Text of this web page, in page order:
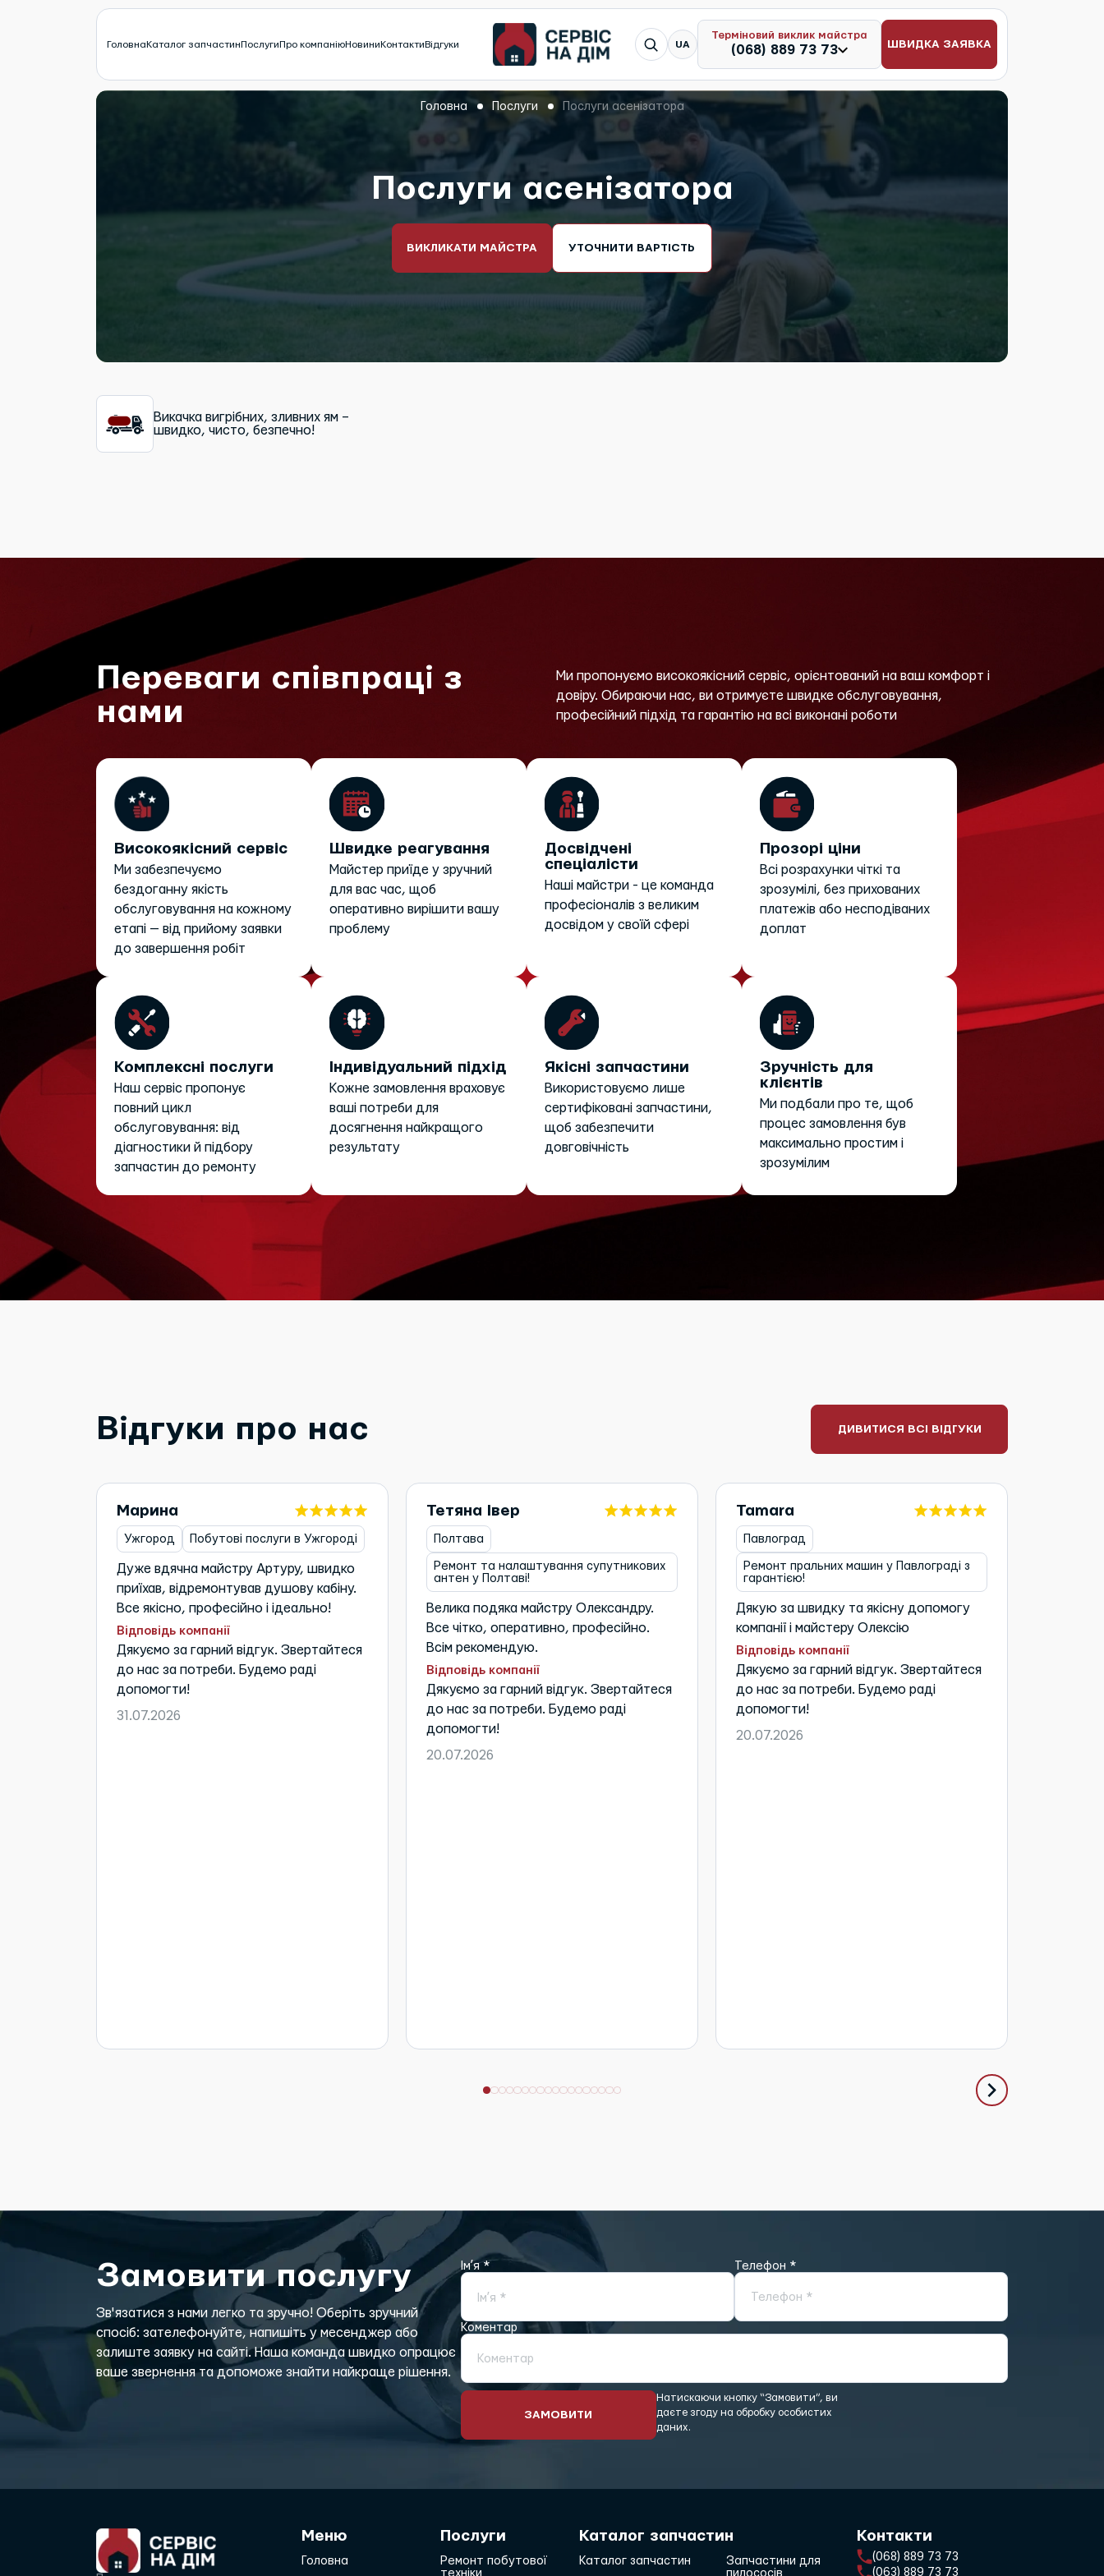
ГоловнаКаталог запчастинПослугиПро компаніюНовиниКонтактиВідгуки Я шукаю...
UA
Терміновий виклик майстра
(068) 889 73 73 ШВИДКА ЗАЯВКА
Головна Послуги Послуги асенізатора
Послуги асенізатора
ВИКЛИКАТИ МАЙСТРА УТОЧНИТИ ВАРТІСТЬ
Викачка вигрібних, зливних ям –
швидко, чисто, безпечно!
Переваги співпраці з
нами
Ми пропонуємо високоякісний сервіс, орієнтований на ваш комфорт і
довіру. Обираючи нас, ви отримуєте швидке обслуговування,
професійний підхід та гарантію на всі виконані роботи
Високоякісний сервіс
Ми забезпечуємо
бездоганну якість
обслуговування на кожному
етапі — від прийому заявки
до завершення робіт
Швидке реагування
Майстер приїде у зручний
для вас час, щоб
оперативно вирішити вашу
проблему
Досвідчені
спеціалісти
Наші майстри - це команда
професіоналів з великим
досвідом у своїй сфері
Прозорі ціни
Всі розрахунки чіткі та
зрозумілі, без прихованих
платежів або несподіваних
доплат
Комплексні послуги
Наш сервіс пропонує
повний цикл
обслуговування: від
діагностики й підбору
запчастин до ремонту
Індивідуальний підхід
Кожне замовлення враховує
ваші потреби для
досягнення найкращого
результату
Якісні запчастини
Використовуємо лише
сертифіковані запчастини,
щоб забезпечити
довговічність
Зручність для
клієнтів
Ми подбали про те, щоб
процес замовлення був
максимально простим і
зрозумілим
Відгуки про нас ДИВИТИСЯ ВСІ ВІДГУКИ
Марина
Ужгород Побутові послуги в Ужгороді
Дуже вдячна майстру Артуру, швидко
приїхав, відремонтував душову кабіну.
Все якісно, професійно і ідеально!
Відповідь компанії
Дякуємо за гарний відгук. Звертайтеся
до нас за потреби. Будемо раді
допомогти!
31.07.2026
Тетяна Івер
Полтава
Ремонт та налаштування супутникових
антен у Полтаві!
Велика подяка майстру Олександру.
Все чітко, оперативно, професійно.
Всім рекомендую.
Відповідь компанії
Дякуємо за гарний відгук. Звертайтеся
до нас за потреби. Будемо раді
допомогти!
20.07.2026
Tamara
Павлоград
Ремонт пральних машин у Павлограді з
гарантією!
Дякую за швидку та якісну допомогу
компанії і майстеру Олексію
Відповідь компанії
Дякуємо за гарний відгук. Звертайтеся
до нас за потреби. Будемо раді
допомогти!
20.07.2026
Замовити послугу
Зв'язатися з нами легко та зручно! Оберіть зручний
спосіб: зателефонуйте, напишіть у месенджер або
залиште заявку на сайті. Наша команда швидко опрацює
ваше звернення та допоможе знайти найкраще рішення.
Імʼя *
Імʼя *
Телефон *
Телефон *
Коментар
Коментар
ЗАМОВИТИ
Натискаючи кнопку “Замовити”, ви
даєте згоду на обробку особистих
даних.
Меню
Головна
Послуги
Ремонт побутової
техніки
Каталог запчастин
Каталог запчастин
Запчастини для
пилососів
Контакти
(068) 889 73 73
(063) 889 73 73